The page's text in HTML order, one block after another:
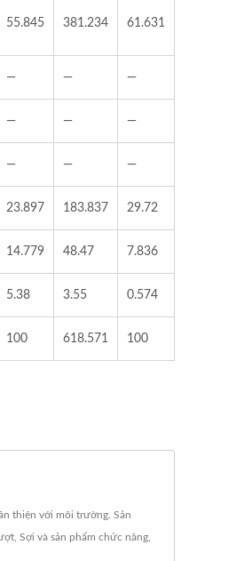
55.845 381.234 61.631
— — —
— — —
— — —
23.897 183.837 29.72
14.779 48.47 7.836
5.38 3.55 0.574
100 618.571 100
thiện với môi trường. Sản
Sợi và sản phẩm chức năng,